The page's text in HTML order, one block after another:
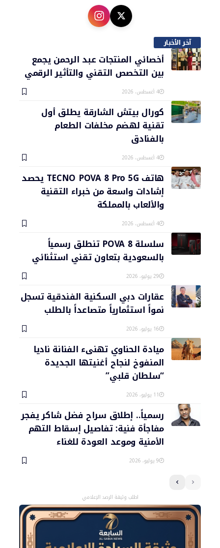
آخر الأخبار
أخصائي المنتجات عبد الرحمن يجمع
بين التخصص التقني والتأثير الرقمي
4 أغسطس، 2026
كورال بيتش الشارقة يطلق أول
تقنية لهضم مخلفات الطعام
بالفنادق
4 أغسطس، 2026
هاتف TECNO POVA 8 Pro 5G يحصد
إشادات واسعة من خبراء التقنية
والألعاب بالمملكة
4 أغسطس، 2026
سلسلة POVA 8 تنطلق رسمياً
بالسعودية بتعاون تقني استثنائي
29 يوليو، 2026
عقارات دبي السكنية الفندقية تسجل
نمواً استثمارياً متصاعداً بالطلب
16 يوليو، 2026
ميادة الحناوي تهنىء الفنانة ناديا
المنفوخ لنجاح أغنيتها الجديدة
“سلطان قلبي”
11 يوليو، 2026
رسمياً.. إطلاق سراح فضل شاكر يفجر
مفاجأة فنية: تفاصيل إسقاط التهم
الأمنية وموعد العودة للغناء
9 يوليو، 2026
اطلب وثيقة الرصد الإعلامي